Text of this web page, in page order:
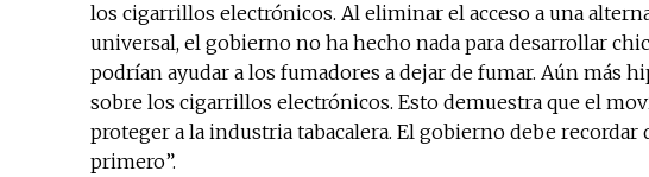
los cigarrillos electrónicos. Al eliminar el acceso a una
universal, el gobierno no ha hecho nada para desarrollar
podrían ayudar a los fumadores a dejar de fumar. Aún más
sobre los cigarrillos electrónicos. Esto demuestra que el
proteger a la industria tabacalera. El gobierno debe
primero”.